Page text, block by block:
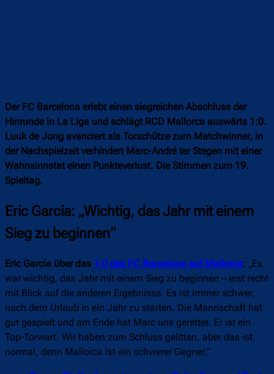
Der FC Barcelona erlebt einen siegreichen Abschluss der
Hinrunde in La Liga und schlägt RCD Mallorca auswärts 1:0.
Luuk de Jong avanciert als Torschütze zum Matchwinner, in
der Nachspielzeit verhindert Marc-André ter Stegen mit einer
Wahnsinnstat einen Punkteverlust. Die Stimmen zum 19.
Spieltag.
Eric García: „Wichtig, das Jahr mit einem
Sieg zu beginnen“
Eric García über das 1:0 des FC Barcelona auf Mallorca: „Es
war wichtig, das Jahr mit einem Sieg zu beginnen – erst recht
mit Blick auf die anderen Ergebnisse. Es ist immer schwer,
nach dem Urlaub in ein Jahr zu starten. Die Mannschaft hat
gut gespielt und am Ende hat Marc uns gerettet. Er ist ein
Top-Torwart. Wir haben zum Schluss gelitten, aber das ist
normal, denn Mallorca ist ein schwerer Gegner.“